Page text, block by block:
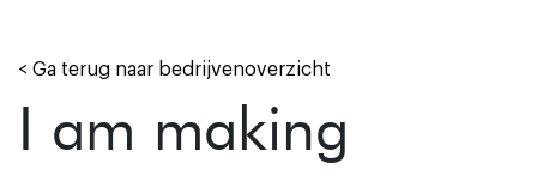
< Ga terug naar bedrijvenoverzicht
I am making